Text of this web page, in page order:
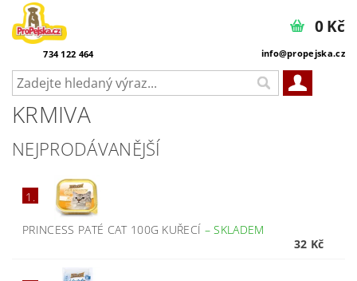
734 122 464 info@propejska.cz
0 Kč
KRMIVA
NEJPRODÁVANĚJŠÍ
1.
PRINCESS PATÉ CAT 100G KUŘECÍ –SKLADEM
32 Kč